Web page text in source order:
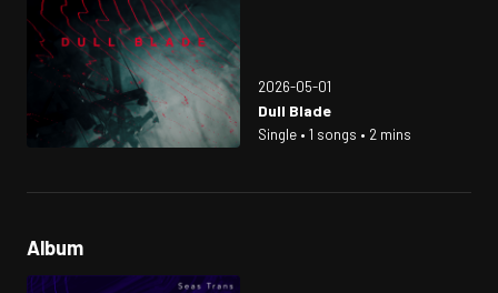
2026-05-01
Dull Blade
Single • 1 songs • 2 mins
Album